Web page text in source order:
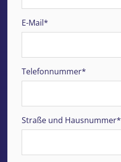
E-Mail*
Telefonnummer*
Straße und Hausnummer*